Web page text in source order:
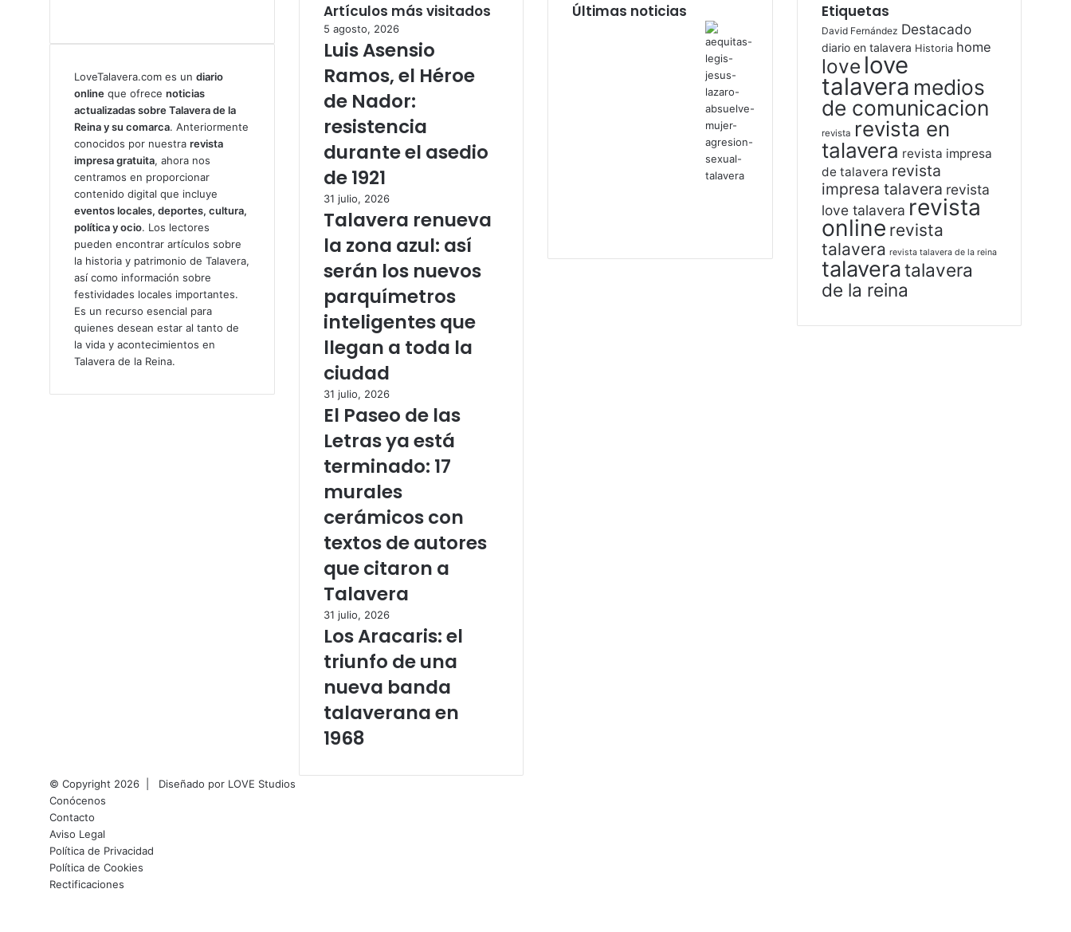
LoveTalavera.com es un diario
online que ofrece noticias
actualizadas sobre Talavera de la
Reina y su comarca. Anteriormente
conocidos por nuestra revista
impresa gratuita, ahora nos
centramos en proporcionar
contenido digital que incluye
eventos locales, deportes, cultura,
política y ocio. Los lectores
pueden encontrar artículos sobre
la historia y patrimonio de Talavera,
así como información sobre
festividades locales importantes.
Es un recurso esencial para
quienes desean estar al tanto de
la vida y acontecimientos en
Talavera de la Reina.
Artículos más visitados
5 agosto, 2026
Luis Asensio
Ramos, el Héroe
de Nador:
resistencia
durante el asedio
de 1921
31 julio, 2026
Talavera renueva
la zona azul: así
serán los nuevos
parquímetros
inteligentes que
llegan a toda la
ciudad
31 julio, 2026
El Paseo de las
Letras ya está
terminado: 17
murales
cerámicos con
textos de autores
que citaron a
Talavera
31 julio, 2026
Los Aracaris: el
triunfo de una
nueva banda
talaverana en
1968
Últimas noticias Etiquetas
David Fernández Destacado
diario en talavera Historia home
love love
talavera medios
de comunicacion
revista revista en
talavera revista impresa
de talavera revista
impresa talavera revista
love talavera revista
online revista
talavera revista talavera de la reina
talaveratalavera
de la reina
© Copyright 2026 | Diseñado por LOVE Studios
Conócenos
Contacto
Aviso Legal
Política de Privacidad
Política de Cookies
Rectificaciones